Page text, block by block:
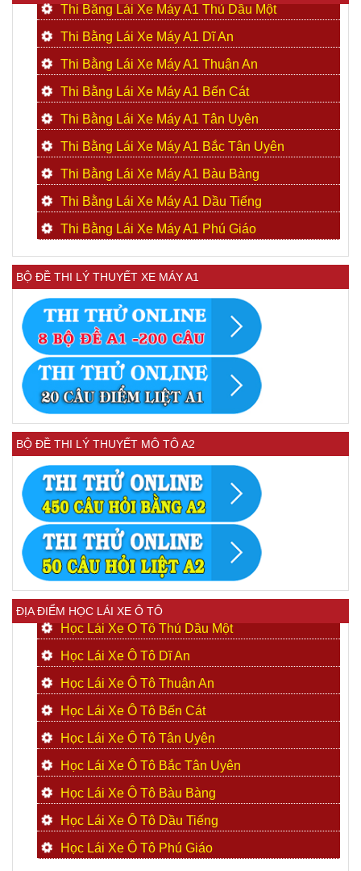
Thi Bằng Lái Xe Máy A1 Thủ Dầu Một
Thi Bằng Lái Xe Máy A1 Dĩ An
Thi Bằng Lái Xe Máy A1 Thuận An
Thi Bằng Lái Xe Máy A1 Bến Cát
Thi Bằng Lái Xe Máy A1 Tân Uyên
Thi Bằng Lái Xe Máy A1 Bắc Tân Uyên
Thi Bằng Lái Xe Máy A1 Bàu Bàng
Thi Bằng Lái Xe Máy A1 Dầu Tiếng
Thi Bằng Lái Xe Máy A1 Phú Giáo
BỘ ĐỀ THI LÝ THUYẾT XE MÁY A1
BỘ ĐỀ THI LÝ THUYẾT MÔ TÔ A2
ĐỊA ĐIỂM HỌC LÁI XE Ô TÔ
Học Lái Xe Ô Tô Thủ Dầu Một
Học Lái Xe Ô Tô Dĩ An
Học Lái Xe Ô Tô Thuận An
Học Lái Xe Ô Tô Bến Cát
Học Lái Xe Ô Tô Tân Uyên
Học Lái Xe Ô Tô Bắc Tân Uyên
Học Lái Xe Ô Tô Bàu Bàng
Học Lái Xe Ô Tô Dầu Tiếng
Học Lái Xe Ô Tô Phú Giáo